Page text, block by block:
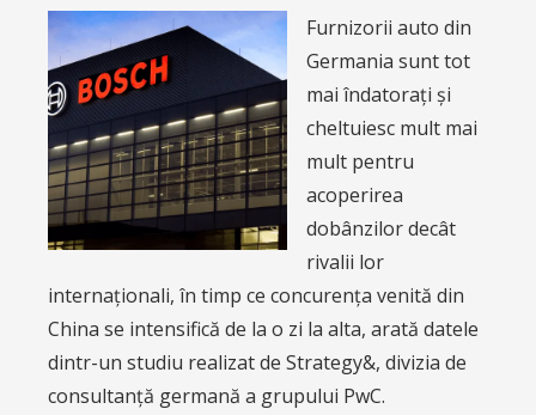
Furnizorii auto din
Germania sunt tot
mai îndatorați și
cheltuiesc mult mai
mult pentru
acoperirea
dobânzilor decât
rivalii lor
internaționali, în timp ce concurența venită din
China se intensifică de la o zi la alta, arată datele
dintr-un studiu realizat de Strategy&, divizia de
consultanță germană a grupului PwC.